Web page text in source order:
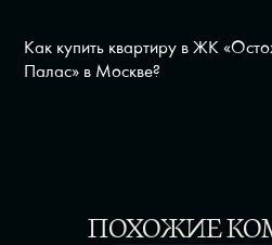
Как купить квартиру в ЖК
Палас» в Москве?
ПОХОЖИЕ